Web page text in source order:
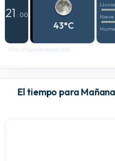
21 : 00
43°C
Lluvia
Nieve
Mayormente despejado
El tiempo para